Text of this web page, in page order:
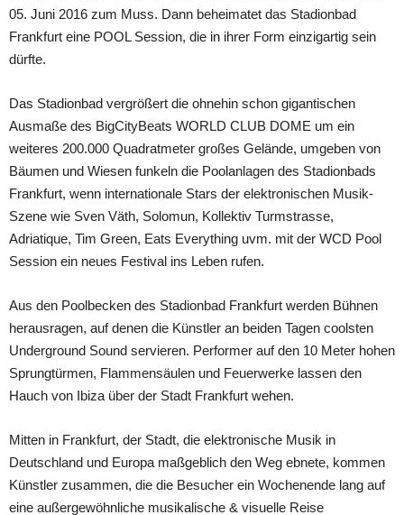
05. Juni 2016 zum Muss. Dann beheimatet das Stadionbad
Frankfurt eine POOL Session, die in ihrer Form einzigartig sein
dürfte.
Das Stadionbad vergrößert die ohnehin schon gigantischen
Ausmaße des BigCityBeats WORLD CLUB DOME um ein
weiteres 200.000 Quadratmeter großes Gelände, umgeben von
Bäumen und Wiesen funkeln die Poolanlagen des Stadionbads
Frankfurt, wenn internationale Stars der elektronischen Musik-
Szene wie Sven Väth, Solomun, Kollektiv Turmstrasse,
Adriatique, Tim Green, Eats Everything uvm. mit der WCD Pool
Session ein neues Festival ins Leben rufen.
Aus den Poolbecken des Stadionbad Frankfurt werden Bühnen
herausragen, auf denen die Künstler an beiden Tagen coolsten
Underground Sound servieren. Performer auf den 10 Meter hohen
Sprungtürmen, Flammensäulen und Feuerwerke lassen den
Hauch von Ibiza über der Stadt Frankfurt wehen.
Mitten in Frankfurt, der Stadt, die elektronische Musik in
Deutschland und Europa maßgeblich den Weg ebnete, kommen
Künstler zusammen, die die Besucher ein Wochenende lang auf
eine außergewöhnliche musikalische & visuelle Reise